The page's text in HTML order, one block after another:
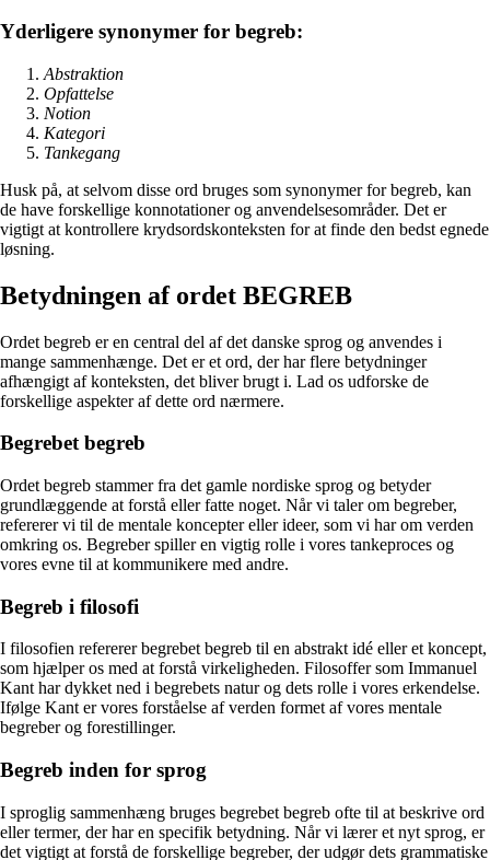
Yderligere synonymer for begreb:
Abstraktion
Opfattelse
Notion
Kategori
Tankegang
Husk på, at selvom disse ord bruges som synonymer for begreb, kan
de have forskellige konnotationer og anvendelsesområder. Det er
vigtigt at kontrollere krydsordskonteksten for at finde den bedst egnede
løsning.
Betydningen af ordet BEGREB
Ordet begreb er en central del af det danske sprog og anvendes i
mange sammenhænge. Det er et ord, der har flere betydninger
afhængigt af konteksten, det bliver brugt i. Lad os udforske de
forskellige aspekter af dette ord nærmere.
Begrebet begreb
Ordet begreb stammer fra det gamle nordiske sprog og betyder
grundlæggende at forstå eller fatte noget. Når vi taler om begreber,
refererer vi til de mentale koncepter eller ideer, som vi har om verden
omkring os. Begreber spiller en vigtig rolle i vores tankeproces og
vores evne til at kommunikere med andre.
Begreb i filosofi
I filosofien refererer begrebet begreb til en abstrakt idé eller et koncept,
som hjælper os med at forstå virkeligheden. Filosoffer som Immanuel
Kant har dykket ned i begrebets natur og dets rolle i vores erkendelse.
Ifølge Kant er vores forståelse af verden formet af vores mentale
begreber og forestillinger.
Begreb inden for sprog
I sproglig sammenhæng bruges begrebet begreb ofte til at beskrive ord
eller termer, der har en specifik betydning. Når vi lærer et nyt sprog, er
det vigtigt at forstå de forskellige begreber, der udgør dets grammatiske